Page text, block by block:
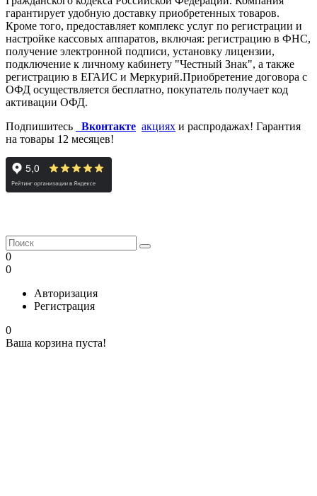
гарантирует удобную доставку приобретенных товаров.
Кроме того, предоставляет комплекс услуг по регистрации и
настройке кассовых аппаратов, включая: регистрацию в ФНС,
получение электронной подписи, установку лицензии,
подключение к личному кабинету "Честный Знак", а также
регистрацию в ЕГАИС и Меркурий.Приобретение договора с
ОФД осуществляется бесплатно, покупатель получает код
активации ОФД.
Подпишитесь
Вконтакте акциях и распродажах! Гарантия
на товары 12 месяцев!
0
0
Авторизация
Регистрация
0
Ваша корзина пуста!